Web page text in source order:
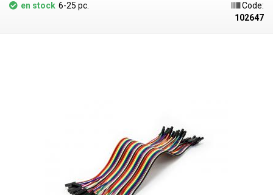
en stock 6-25 pc.
Code:
102647